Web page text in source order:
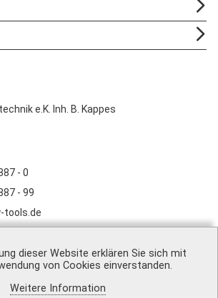
dieser Website erklären Sie sich mit
von Cookies einverstanden.
Weitere Information
e.K. Inh. B. Kappes
- 0
- 99
tools.de
| AGB | Datenschutz
| Versandkosten